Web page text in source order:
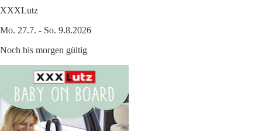
XXXLutz
Mo. 27.7. - So. 9.8.2026
Noch bis morgen gültig